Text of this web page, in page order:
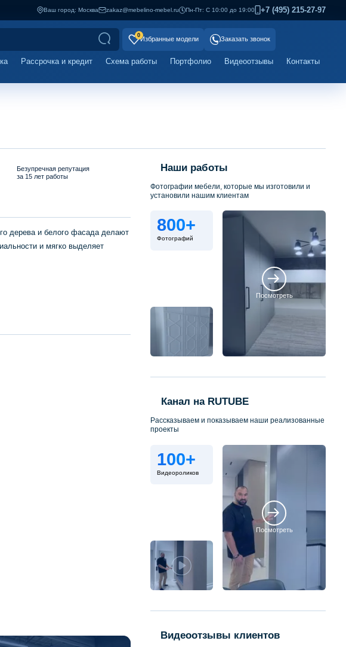
Ваш город: Москва zakaz@mebelino-mebel.ru Пн-Пт: С 10:00 до 19:00 +7 (495) 215-27-97
0
Избранные модели Заказать звонок
Рассрочка и кредит Схема работы Портфолио Видеоотзывы Контакты
Безупречная репутация
за 15 лет работы
дерева и белого фасада делают
и мягко выделяет
Наши работы
Фотографии мебели, которые мы изготовили и
установили нашим клиентам
800+
Фотографий
Посмотреть
Канал на RUTUBE
Рассказываем и показываем наши реализованные
проекты
100+
Видеороликов
Посмотреть
Видеоотзывы клиентов